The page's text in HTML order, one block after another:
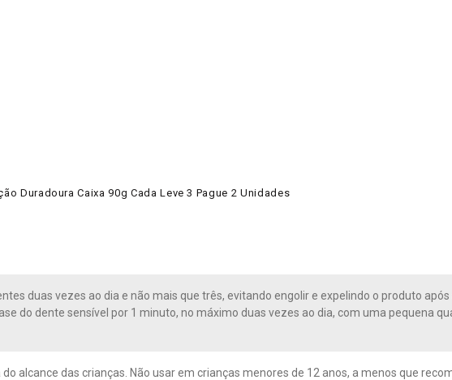
Duradoura Caixa 90g Cada Leve 3 Pague 2 Unidades
duas vezes ao dia e não mais que três, evitando engolir e expelindo o produto
do dente sensível por 1 minuto, no máximo duas vezes ao dia, com uma pequena
alcance das crianças. Não usar em crianças menores de 12 anos, a menos que